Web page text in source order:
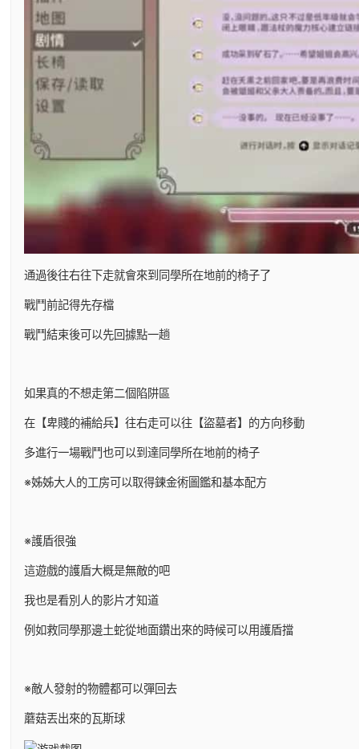
通過後往右往下走就會來到同學所在地前的椅子了
戰鬥前記得先存檔
戰鬥結束後可以先回據點一趟
如果真的不想走第二個陷阱區
在【卑賤的補給兵】往右走可以往【盜墓者】的方向移動
多進行一場戰鬥也可以到達同學所在地前的椅子
※姊姊大人的工房可以取得鍊金術圖鑑和基本配方
※護盾很強
這遊戲的護盾大概是無敵的吧
我也是看別人的影片才知道
例如救同學那邊土蛇從地面鑽出來的時候可以用護盾擋
※敵人發射的物體都可以彈回去
蘑菇丟出來的瓦斯球